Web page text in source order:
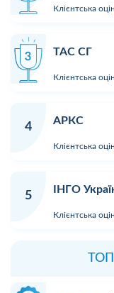
Клієнтська
ТАС СГ
Клієнтська
4
АРКС
Клієнтська
5
ІНГО
Клієнтська
ТОП